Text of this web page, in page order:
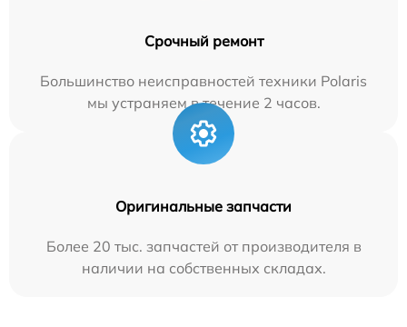
Срочный ремонт
Большинство неисправностей техники Polaris
мы устраняем в течение 2 часов.
Оригинальные запчасти
Более 20 тыс. запчастей от производителя в
наличии на собственных складах.